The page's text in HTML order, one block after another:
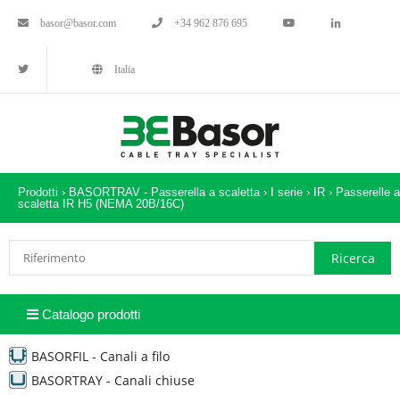
basor@basor.com +34 962 876 695
Italia
Prodotti › BASORTRAV - Passerella a scaletta› I serie › IR › Passerelle a
scaletta IR H5 (NEMA 20B/16C)
Catalogo prodotti
BASORFIL - Canali a filo
BASORTRAY - Canali chiuse